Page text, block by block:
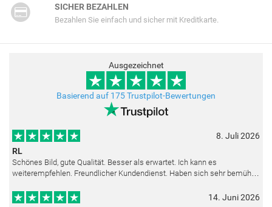
SICHER BEZAHLEN
Bezahlen Sie einfach und sicher mit Kreditkarte.
Ausgezeichnet
Basierend auf 175 Trustpilot-Bewertungen
8. Juli 2026
RL
Schönes Bild, gute Qualität. Besser als erwartet. Ich kann es
weiterempfehlen. Freundlicher Kundendienst. Haben sich sehr bemüht
14. Juni 2026